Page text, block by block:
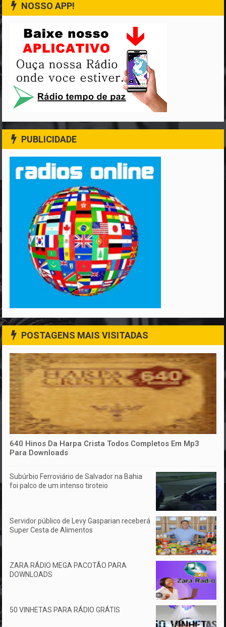
NOSSO APP!
PUBLICIDADE
POSTAGENS MAIS VISITADAS
640 Hinos Da Harpa Crista Todos Completos Em Mp3
Para Downloads
Subúrbio Ferroviário de Salvador na Bahia
foi palco de um intenso tiroteio
Servidor público de Levy Gasparian receberá
Super Cesta de Alimentos
ZARA RÁDIO MEGA PACOTÃO PARA
DOWNLOADS
50 VINHETAS PARA RÁDIO GRÁTIS